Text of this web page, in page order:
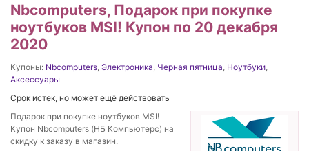
Nbcomputers, Подарок при покупке
ноутбуков MSI! Купон по 20 декабря
2020
Купоны: Nbcomputers Электроника Черная пятница Ноутбуки
Аксессуары
Срок истек, но может ещё действовать
Подарок при покупке ноутбуков MSI!
Купон Nbcomputers (НБ Компьютерс) на
скидку к заказу в магазин.